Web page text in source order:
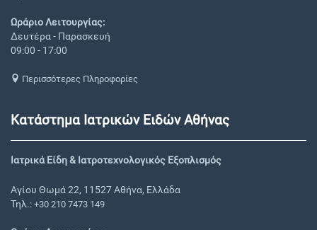
Ωράριο Λειτουργίας:
Δευτέρα - Παρασκευή
09:00 - 17:00
Περισσότερες Πληροφορίες
Κατάστημα Ιατρικών Ειδών Αθήνας
Ιατρικά Είδη & Ιατροτεχνολογικός Εξοπλισμός
Αγίου Θωμά 22, 11527 Αθήνα, Ελλάδα
Τηλ.: +30 210 7473 149